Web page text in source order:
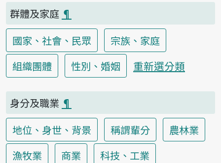
群體及家庭 ¶
國家、社會、民眾
宗族、家庭
組織團體
性別、婚姻 重新選分類
身分及職業 ¶
地位、身世、背景
稱謂輩分
農林業
漁牧業
商業
科技、工業